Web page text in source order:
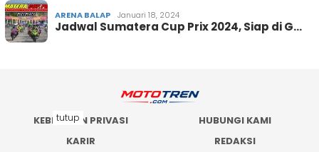
ARENA BALAP Januari 18, 2024
Jadwal Sumatera Cup Prix 2024, Siap di G…
KEBIJAKAN PRIVASI
HUBUNGI KAMI
KARIR
REDAKSI
tutup